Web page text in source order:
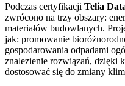
Podczas certyfikacji Telia
zwrócono na trzy obszary:
materiałów budowlanych.
jak: promowanie
gospodarowania odpadami
znalezienie rozwiązań, dzięki
dostosować się do zmiany